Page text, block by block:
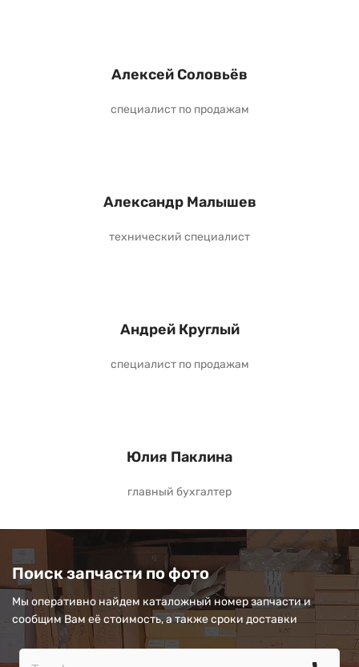
Алексей Соловьёв
специалист по продажам
Александр Малышев
технический специалист
Андрей Круглый
специалист по продажам
Юлия Паклина
главный бухгалтер
Поиск запчасти по фото
Мы оперативно найдем каталожный номер запчасти и
сообщим Вам её стоимость, а также сроки доставки